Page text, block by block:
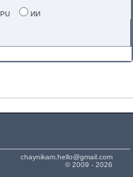
ИИ
chaynikam.hello@gmail.com
© 2009 - 2026